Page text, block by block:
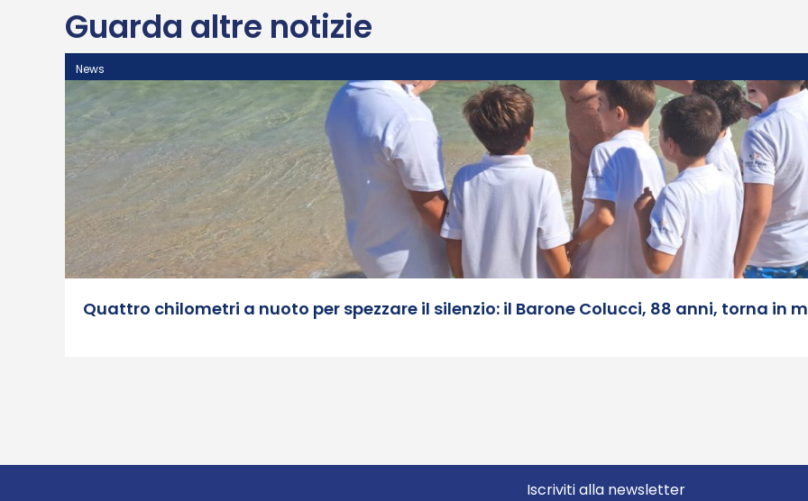
Guarda altre notizie
News
Quattro chilometri a nuoto per spezzare il silenzio: il Barone Colucci, 88 anni, torna in
Iscriviti alla newsletter